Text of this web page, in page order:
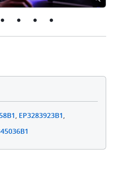
, EP3283923B1,